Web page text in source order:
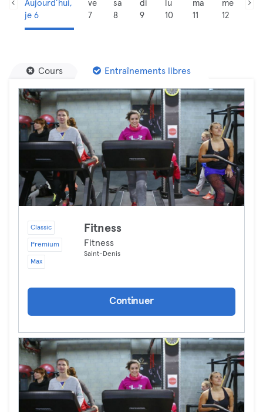
Aujourd’hui,
je 6
ve
7
sa
8
di
9
lu
10
ma
11
me
12
Cours Entraînements libres
Classic
Premium
Max
Fitness
Fitness
Saint-Denis
Continuer